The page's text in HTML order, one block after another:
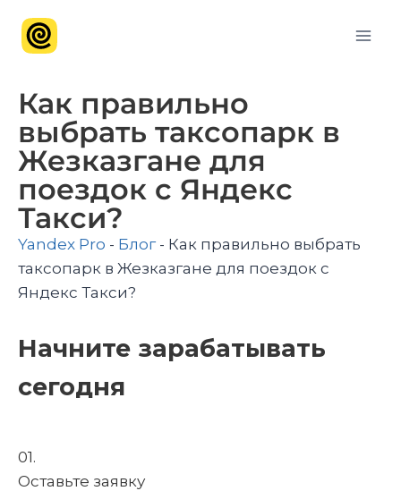
Как правильно
выбрать таксопарк в
Жезказгане для
поездок с Яндекс
Такси?
Yandex Pro - Блог- Как правильно выбрать
таксопарк в Жезказгане для поездок с
Яндекс Такси?
Начните зарабатывать
сегодня
01.
Оставьте заявку